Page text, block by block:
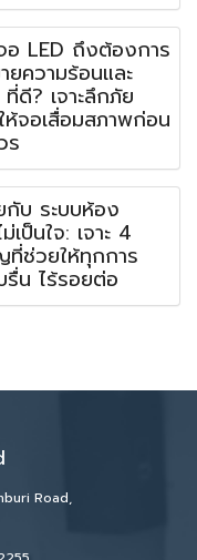
อ LED ถึงต้องการ
ยความร้อนและ
ดี? เจาะลึกภัย
ห้จอเสื่อมสภาพก่อน
ร
กับ ระบบห้อง
เป็นใจ: เจาะ 4
ช่วยให้ทุกการ
รื่น ไร้รอยต่อ
Road,